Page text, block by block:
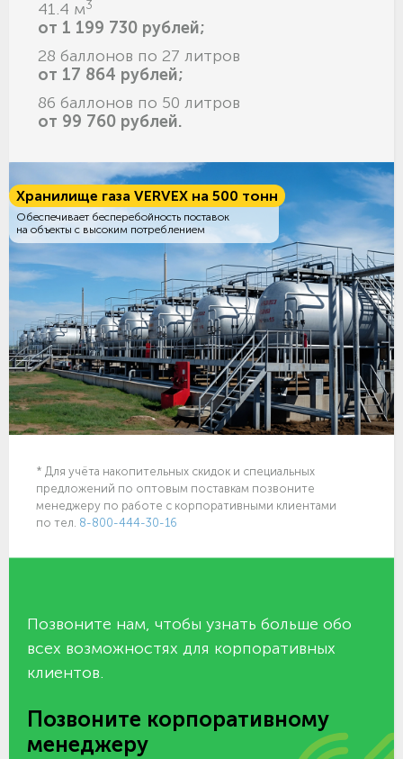
41.4 м3
от 1 199 730 рублей;
28 баллонов по 27 литров
от 17 864 рублей;
86 баллонов по 50 литров
от 99 760 рублей.
Хранилище газа VERVEX на 500 тонн
Обеспечивает бесперебойность поставок
на объекты с высоким потреблением
* Для учёта накопительных скидок и специальных
предложений по оптовым поставкам позвоните
менеджеру по работе с корпоративными клиентами
по тел. 8-800-444-30-16
Позвоните нам, чтобы узнать больше обо
всех возможностях для корпоративных
клиентов.
Позвоните корпоративному
менеджеру